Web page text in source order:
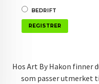
BEDRIFT
Hos Art By Hakon finner
som passer utmerket